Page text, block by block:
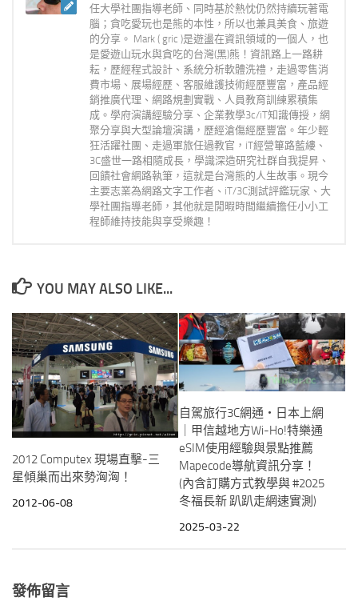
任大學社團指導老師、同時基於熱忱仍然持續玩著電
腦；貪吃愛玩也是熊的本性，所以也兼具美食、旅遊
的分享。 Mark ( gric )是遊盪在資訊領域的一個人，也
是愛遊山玩水與貪吃的台灣(黑)熊！資訊路上一路耕
耘，歷經程式設計、系統分析軟體洗禮，走過零售消
費市場、展場經歷、客服維護技術經歷豐富，產品經
銷推廣代理、網路規劃實戰、人員教育訓練累積集
成。學府演講經驗分享、企業教學3c/iT知識傳授，網
聚分享與大型論壇演講，歷經滄傷經歷豐富。年少輕
狂活躍社團、走過軍旅任過教官，iT經營篳路藍縷、
3C盛世一路相隨成長，學識深造研究社群自我提昇、
回饋社會網路執筆，這就是台灣熊的人生故事。現今
主要志業為網路文字工作者、iT/3C測試評鑑玩家、大
學社團指導老師，其他就是閒暇時間繼續擔任小小工
程師維持技能與享受樂趣！
YOU MAY ALSO LIKE...
2012 Computex 現場直擊-三
星傾巢而出來勢洶洶！
2012-06-08
自駕旅行3C網通‧日本上網
｜甲信越地方Wi-Ho!特樂通
eSIM使用經驗與景點推薦
Mapecode導航資訊分享！
(內含訂購方式教學與 #2025
冬福長新 趴趴走網速實測)
2025-03-22
發佈留言